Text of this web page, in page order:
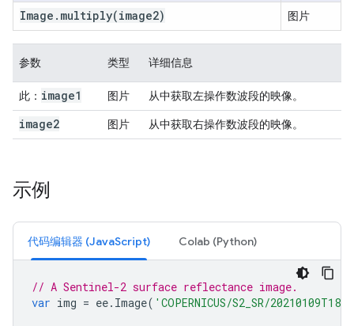
Image . multiply(image2) 图片
参数 类型 详细信息
此： image1 图片 从中获取左操作数波段的映像。
image2 图片 从中获取右操作数波段的映像。
示例
代码编辑器 (JavaScript) Colab (Python)
// A Sentinel-2 surface reflectance image.
var img = ee. Image( 'COPERNICUS/S2_SR/